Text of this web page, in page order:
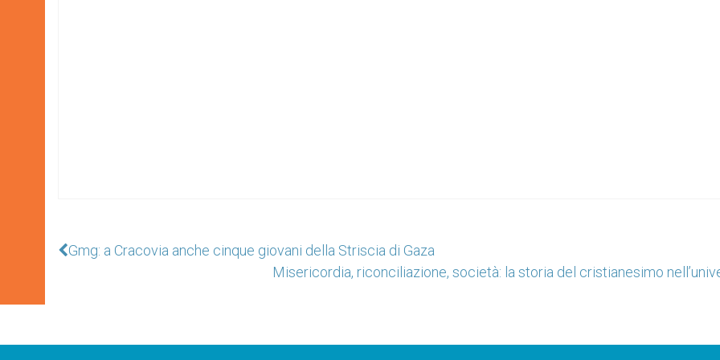
Gmg: a Cracovia anche cinque giovani della Striscia di Gaza
Misericordia, riconciliazione, società: la storia del cristianesimo